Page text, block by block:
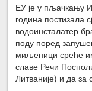
ЕУ је у пљачкању
година постизала
водоинсталатер
поду поред
миљеници среће
славе Речи
Литваније) и да за